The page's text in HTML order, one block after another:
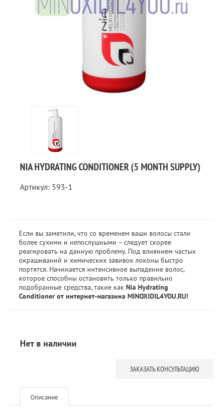
NIA HYDRATING CONDITIONER (5 MONTH SUPPLY)
Артикул: 593-1
Если вы заметили, что со временем ваши волосы стали
более сухими и непослушными – следует скорее
реагировать на данную проблему. Под влиянием частых
окрашиваний и химических завивок локоны быстро
портятся. Начинается интенсивное выпадение волос,
которое способны остановить только правильно
подобранные средства, такие как Nia Hydrating
Conditioner от интернет-магазина MINOXIDIL4YOU.RU!
Нет в наличии
ЗАКАЗАТЬ КОНСУЛЬТАЦИЮ
Описание